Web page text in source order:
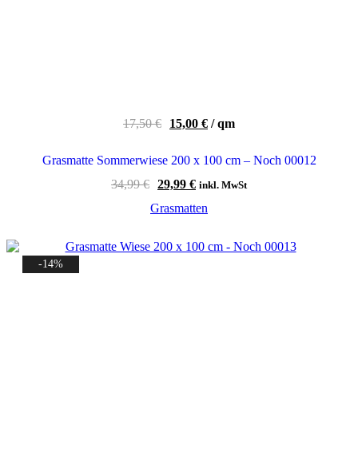
17,50€ 15,00 € /qm
Grasmatte Sommerwiese 200 x 100 cm – Noch 00012
34,99€ Ursprünglicher
war:
29,99 €Aktueller
ist:
inkl. MwSt
Grasmatten
-14%